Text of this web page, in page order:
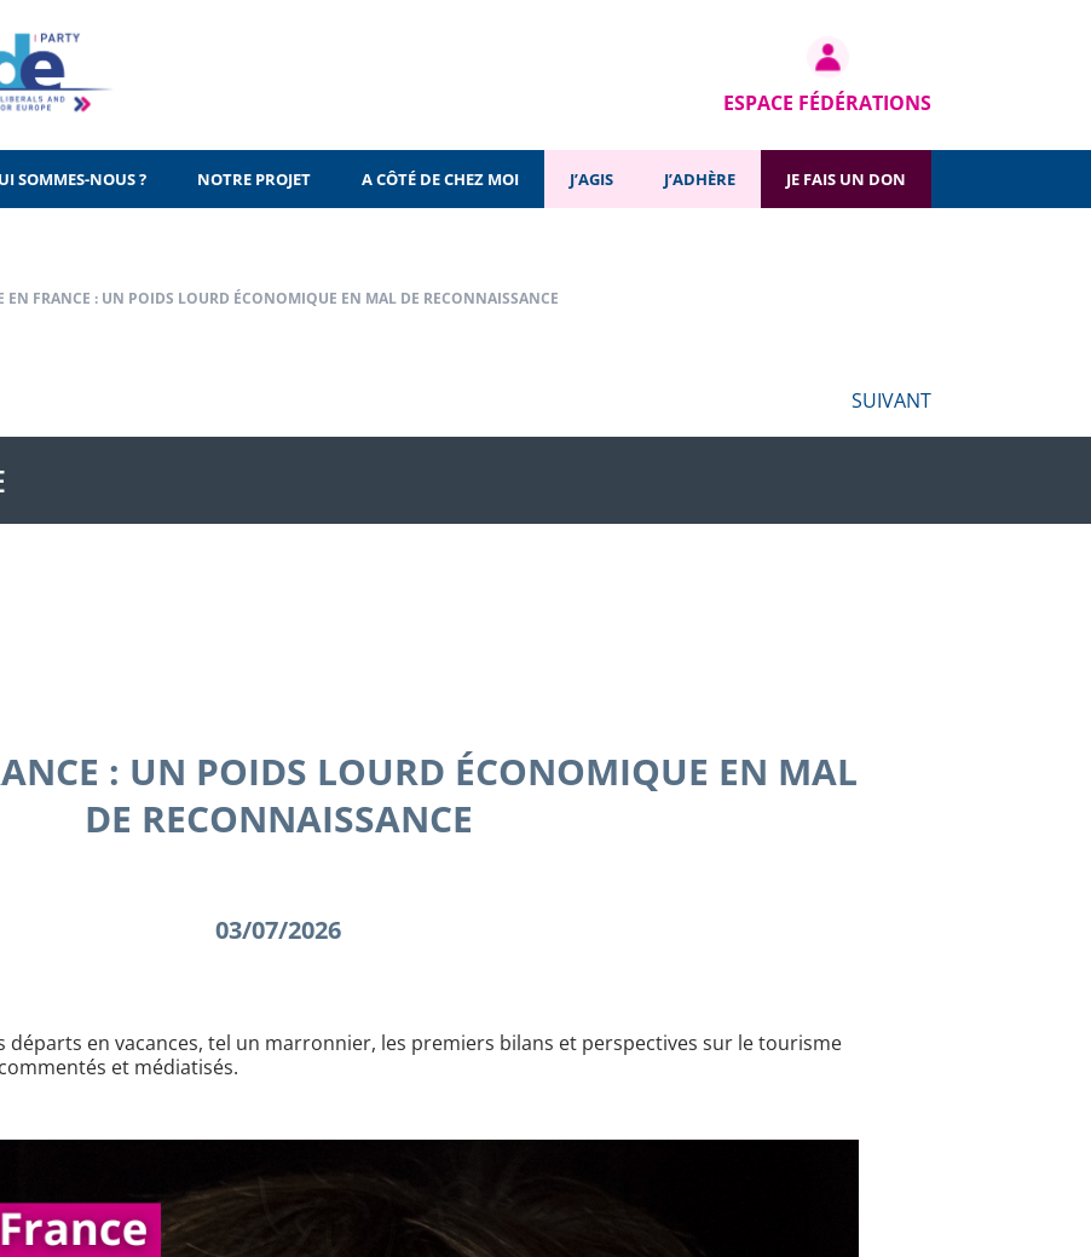
ESPACE FÉDÉRATIONS
SOMMES-NOUS ? NOTRE PROJET A CÔTÉ DE CHEZ MOI J’AGIS J’ADHÈRE JE FAIS UN DON
EN FRANCE : UN POIDS LOURD ÉCONOMIQUE EN MAL DE RECONNAISSANCE
SUIVANT
: UN POIDS LOURD ÉCONOMIQUE EN MAL
DE RECONNAISSANCE
03/07/2026
départs en vacances, tel un marronnier, les premiers bilans et perspectives sur le tourisme
et médiatisés.